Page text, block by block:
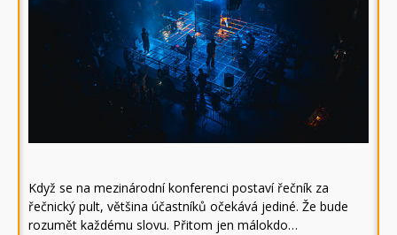
Když se na mezinárodní konferenci postaví řečník za
řečnický pult, většina účastníků očekává jediné. Že bude
rozumět každému slovu. Přitom jen málokdo…